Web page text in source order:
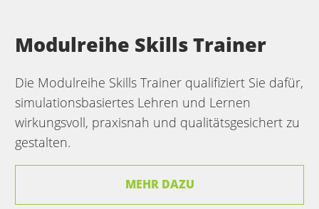
Modulreihe Skills Trainer
Die Modulreihe Skills Trainer qualifiziert Sie dafür,
simulationsbasiertes Lehren und Lernen
wirkungsvoll, praxisnah und qualitätsgesichert zu
gestalten.
MEHR DAZU